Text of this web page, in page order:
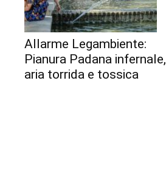
Allarme Legambiente:
Pianura Padana infernale,
aria torrida e tossica